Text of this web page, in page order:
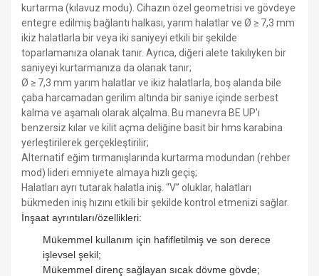
kurtarma (kılavuz modu). Cihazın özel geometrisi ve gövdeye
entegre edilmiş bağlantı halkası, yarım halatlar ve Ø ≥ 7,3 mm
ikiz halatlarla bir veya iki saniyeyi etkili bir şekilde
toparlamanıza olanak tanır. Ayrıca, diğeri alete takılıyken bir
saniyeyi kurtarmanıza da olanak tanır;
Ø ≥ 7,3 mm yarım halatlar ve ikiz halatlarla, boş alanda bile
çaba harcamadan gerilim altında bir saniye içinde serbest
kalma ve aşamalı olarak alçalma. Bu manevra BE UP'ı
benzersiz kılar ve kilit açma deliğine basit bir hms karabina
yerleştirilerek gerçekleştirilir;
Alternatif eğim tırmanışlarında kurtarma modundan (rehber
mod) lideri emniyete almaya hızlı geçiş;
Halatları ayrı tutarak halatla iniş. “V” oluklar, halatları
bükmeden iniş hızını etkili bir şekilde kontrol etmenizi sağlar.
İnşaat ayrıntıları/özellikleri:
Mükemmel kullanım için hafifletilmiş ve son derece
işlevsel şekil;
Mükemmel direnç sağlayan sıcak dövme gövde;